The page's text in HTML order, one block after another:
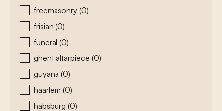
freemasonry (0)
frisian (0)
funeral (0)
ghent altarpiece (0)
guyana (0)
haarlem (0)
habsburg (0)